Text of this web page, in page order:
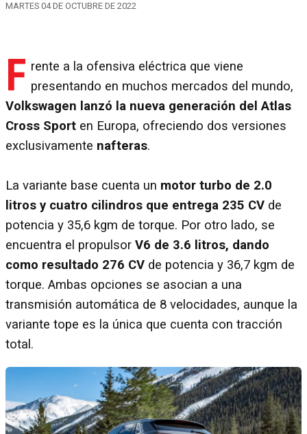
MARTES 04 DE OCTUBRE DE 2022
F rente a la ofensiva eléctrica que viene
presentando en muchos mercados del mundo,
Volkswagen lanzó la nueva generación del Atlas
Cross Sport en Europa, ofreciendo dos versiones
exclusivamente nafteras.
La variante base cuenta un motor turbo de 2.0
litros y cuatro cilindros que entrega 235 CV de
potencia y 35,6 kgm de torque. Por otro lado, se
encuentra el propulsor V6 de 3.6 litros, dando
como resultado 276 CV de potencia y 36,7 kgm de
torque. Ambas opciones se asocian a una
transmisión automática de 8 velocidades, aunque la
variante tope es la única que cuenta con tracción
total.